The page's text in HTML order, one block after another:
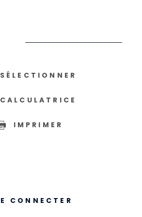
SÉLECTIONNER
CALCULATRICE
IMPRIMER
CONNECTER